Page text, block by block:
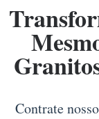
Contrate